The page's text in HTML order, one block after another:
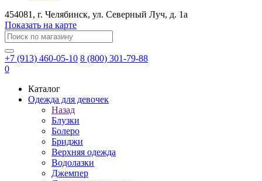
454081 , г. Челябинск, ул. ​Северный Луч, д. 1а
Показать на карте
+7 (913) 460-05-10 8 (800) 301-79-88
0
Каталог
Одежда для девочек
Назад
Блузки
Болеро
Бриджи
Верхняя одежда
Водолазки
Джемпер